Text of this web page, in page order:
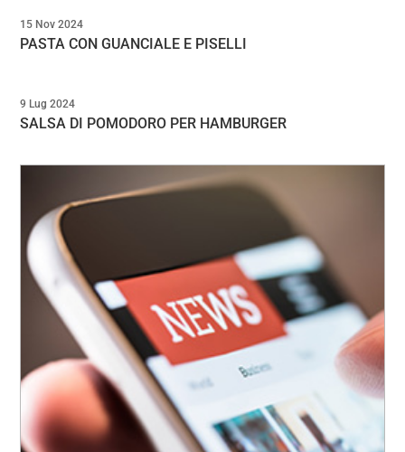
PASTA CON GUANCIALE E PISELLI
15 Nov 2024
SALSA DI POMODORO PER HAMBURGER
9 Lug 2024